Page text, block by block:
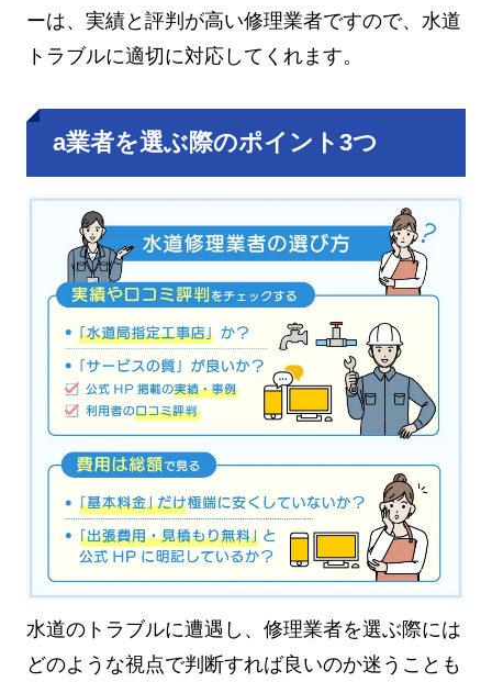
ーは、実績と評判が高い修理業者ですので、水道
トラブルに適切に対応してくれます。
a業者を選ぶ際のポイント3つ
水道のトラブルに遭遇し、修理業者を選ぶ際には
どのような視点で判断すれば良いのか迷うことも